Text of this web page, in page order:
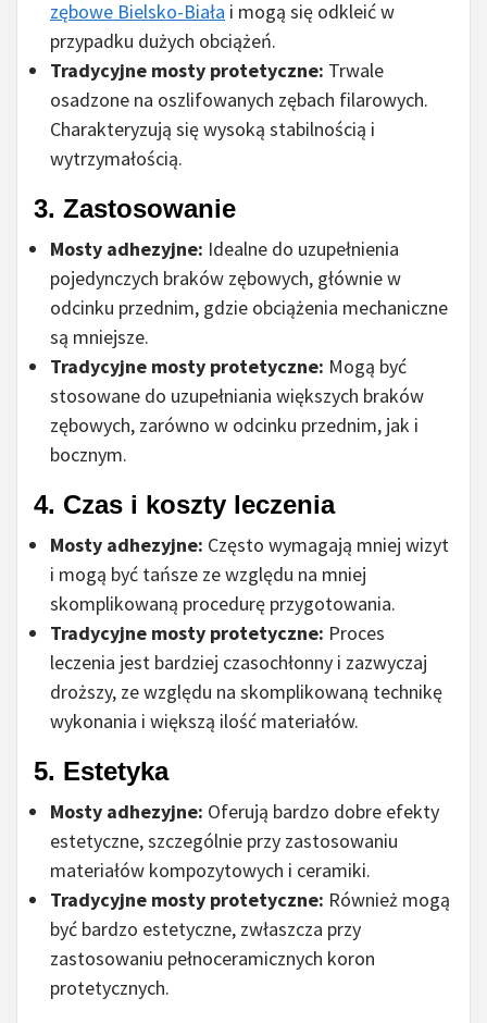
zębowe Bielsko-Biała i mogą się odkleić w
przypadku dużych obciążeń.
Tradycyjne mosty protetyczne: Trwale
osadzone na oszlifowanych zębach filarowych.
Charakteryzują się wysoką stabilnością i
wytrzymałością.
3. Zastosowanie
Mosty adhezyjne: Idealne do uzupełnienia
pojedynczych braków zębowych, głównie w
odcinku przednim, gdzie obciążenia mechaniczne
są mniejsze.
Tradycyjne mosty protetyczne: Mogą być
stosowane do uzupełniania większych braków
zębowych, zarówno w odcinku przednim, jak i
bocznym.
4. Czas i koszty leczenia
Mosty adhezyjne: Często wymagają mniej wizyt
i mogą być tańsze ze względu na mniej
skomplikowaną procedurę przygotowania.
Tradycyjne mosty protetyczne: Proces
leczenia jest bardziej czasochłonny i zazwyczaj
droższy, ze względu na skomplikowaną technikę
wykonania i większą ilość materiałów.
5. Estetyka
Mosty adhezyjne: Oferują bardzo dobre efekty
estetyczne, szczególnie przy zastosowaniu
materiałów kompozytowych i ceramiki.
Tradycyjne mosty protetyczne: Również mogą
być bardzo estetyczne, zwłaszcza przy
zastosowaniu pełnoceramicznych koron
protetycznych.